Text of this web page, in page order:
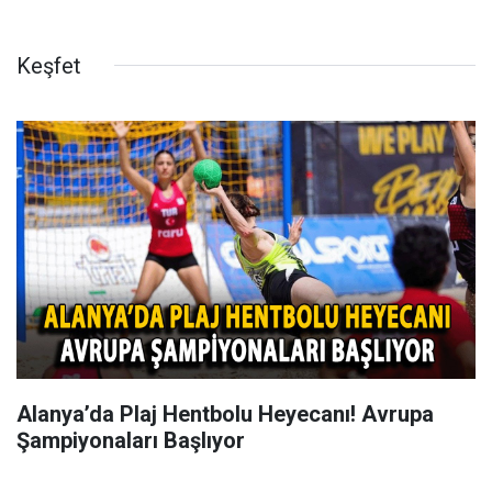
Keşfet
Alanya’da Plaj Hentbolu Heyecanı! Avrupa
Şampiyonaları Başlıyor